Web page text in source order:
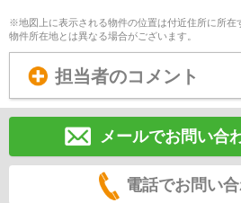
※地図上に表示される物件の位置は付近住所に所在
物件所在地とは異なる場合がございます。
担当者のコメント
メールでお問い合
電話でお問い